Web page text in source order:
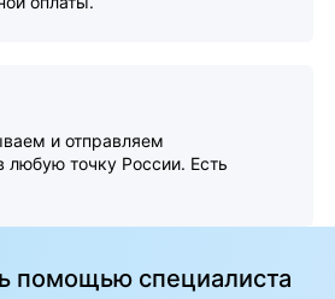
и отправляем
точку России. Есть
помощью специалиста